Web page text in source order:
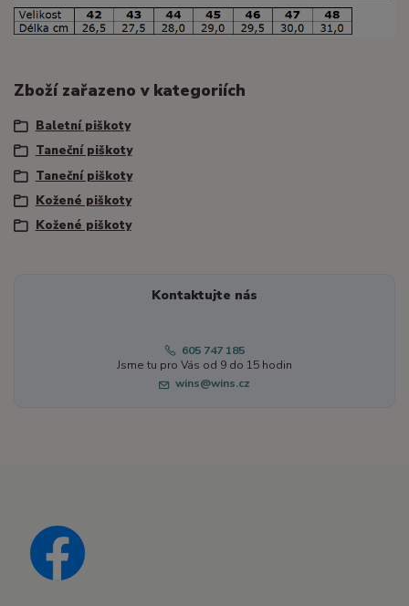
Zboží zařazeno v kategoriích
Baletní piškoty
Taneční piškoty
Taneční piškoty
Kožené piškoty
Kožené piškoty
Kontaktujte nás
605 747 185
Jsme tu pro Vás od 9 do 15 hodin
wins@wins.cz